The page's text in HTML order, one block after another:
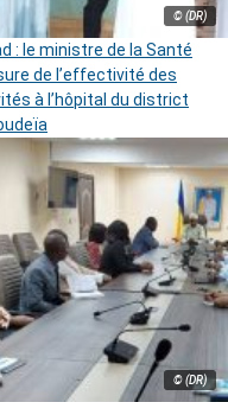
© (DR)
: le ministre de la Santé
de l’effectivité des
à l’hôpital du district
© (DR)